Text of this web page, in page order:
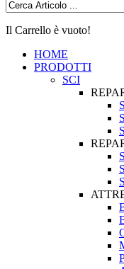
Il Carrello è vuoto!
HOME
PRODOTTI
SCI